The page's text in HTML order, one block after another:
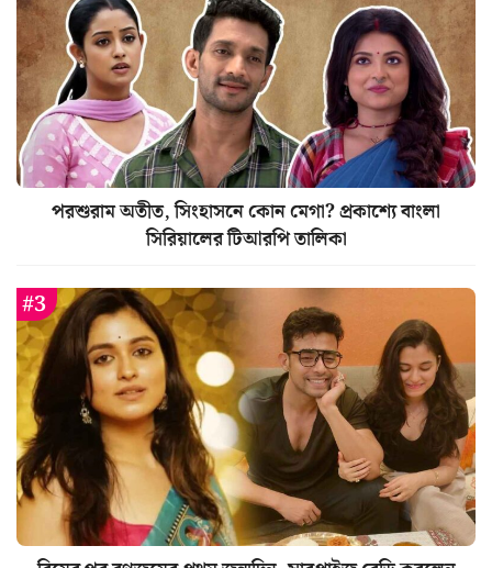
পরশুরাম অতীত, সিংহাসনে কোন মেগা? প্রকাশ্যে বাংলা
সিরিয়ালের টিআরপি তালিকা